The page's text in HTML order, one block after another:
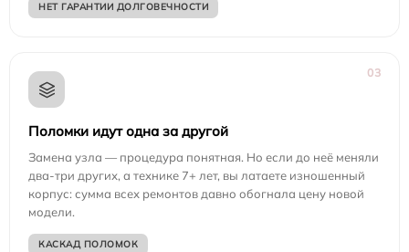
НЕТ ГАРАНТИИ ДОЛГОВЕЧНОСТИ
03
Поломки идут одна за другой
Замена узла — процедура понятная. Но если до неё меняли
два-три других, а технике 7+ лет, вы латаете изношенный
корпус: сумма всех ремонтов давно обогнала цену новой
модели.
КАСКАД ПОЛОМОК